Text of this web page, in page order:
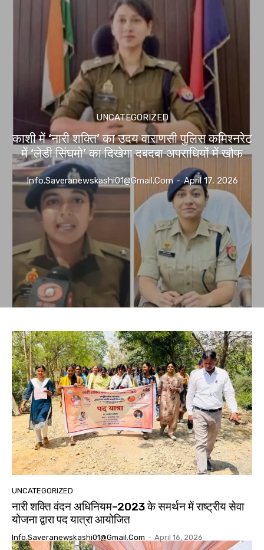
UNCATEGORIZED
काशी में ‘नारी शक्ति’ का उदय वाराणसी पुलिस कमिश्नरेट
में ‘लेडी सिंघमो’ का दिखेगा दबदबा अपराधियों में खौफ
Info.saveranewskashi01@gmail.com - April 17, 2026
UNCATEGORIZED
नारी शक्ति वंदन अधिनियम–2023 के समर्थन में राष्ट्रीय सेवा
योजना द्वारा पद यात्रा आयोजित
Info.saveranewskashi01@gmail.com - April 16, 2026